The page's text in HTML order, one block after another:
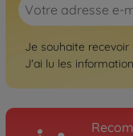
Je souhaite recevoir
J'ai lu les